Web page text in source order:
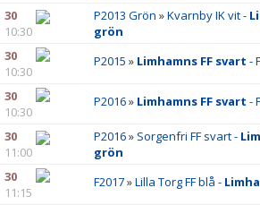
30
10:30
P2013 Grön »Kvarnby IK vit -
grön
30
10:30
P2015 » Limhamns FF svart -
30
10:30
P2016» Limhamns FF svart -
30
11:00
P2016» Sorgenfri FF svart -
grön
30
11:15
F2017»Lilla Torg FF blå -